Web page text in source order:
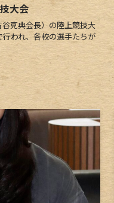
大会
克典会長）の陸上競技大
われ、各校の選手たちが